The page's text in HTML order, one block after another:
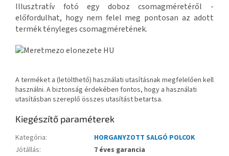
Illusztratív fotó egy doboz csomagméretéről -
előfordulhat, hogy nem felel meg pontosan az adott
termék tényleges csomagméretének.
A terméket a (letölthető) használati utasításnak megfelelően kell
használni. A biztonság érdekében fontos, hogy a használati
utasításban szereplő összes utasítást betartsa.
Kiegészítő paraméterek
Kategória:
HORGANYZOTT SALGÓ POLCOK
Jótállás:
7 éves garancia